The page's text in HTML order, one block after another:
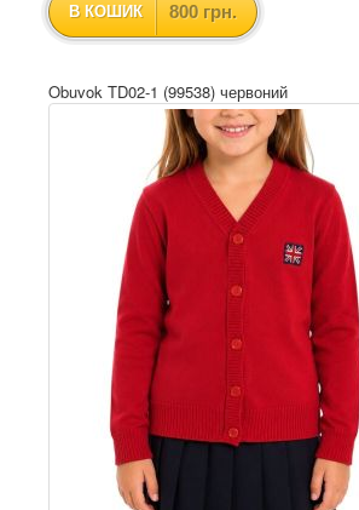
В КОШИК 800 грн.
Obuvok TD02-1 (99538) червоний